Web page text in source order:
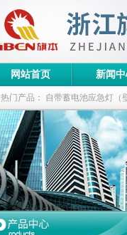
网站首页 新闻
热门产品： 自带蓄电池应急灯（
栏式无极灯 G9960-W120W长
防爆泛光灯